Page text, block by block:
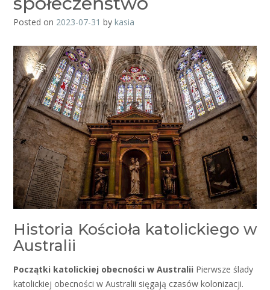
Posted on 2023-07-31 by kasia
Historia Kościoła katolickiego w
Australii
Początki katolickiej obecności w Australii Pierwsze ślady
katolickiej obecności w Australii sięgają czasów kolonizacji.